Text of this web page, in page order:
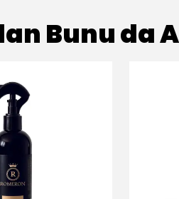
Bunu da